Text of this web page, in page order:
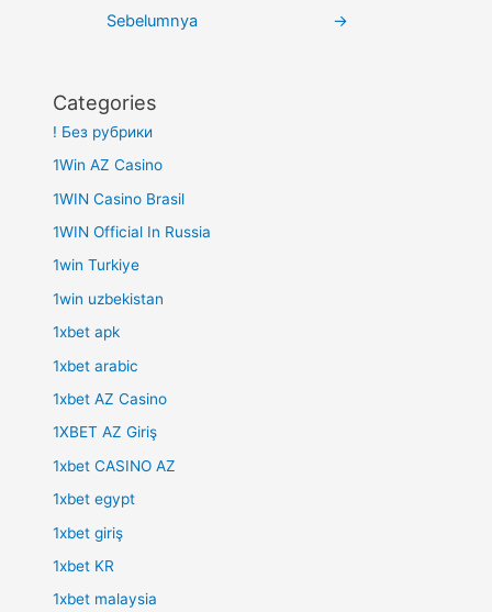
Sebelumnya
→
Categories
! Без рубрики
1Win AZ Casino
1WIN Casino Brasil
1WIN Official In Russia
1win Turkiye
1win uzbekistan
1xbet apk
1xbet arabic
1xbet AZ Casino
1XBET AZ Giriş
1xbet CASINO AZ
1xbet egypt
1xbet giriş
1xbet KR
1xbet malaysia